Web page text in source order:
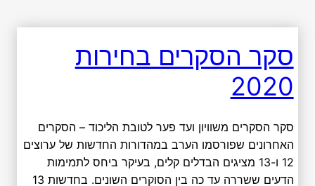
סקר הסקרים בחירות
2020
סקר הסקרים משוויון ועד פער לטובת הליכוד – הסקרים
האחרונים שפורסמו הערב במהדורות החדשות של ערוצים
12 ו-13 מציגים הבדלים קלים, בעיקר ביחס לתמימות
הדעים ששררה עד כה בין הסוקרים השונים. בחדשות 13